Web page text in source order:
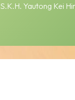
S.K.H. Yautong Kei